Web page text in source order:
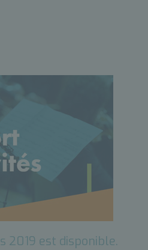
2019 est disponible.